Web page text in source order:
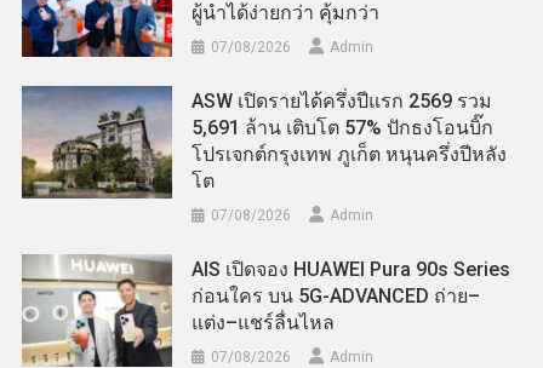
ผู้นำได้ง่ายกว่า คุ้มกว่า
07/08/2026 Admin
ASW เปิดรายได้ครึ่งปีแรก 2569 รวม
5,691 ล้าน เติบโต 57% ปักธงโอนบิ๊ก
โปรเจกต์กรุงเทพ ภูเก็ต หนุนครึ่งปีหลัง
โต
07/08/2026 Admin
AIS เปิดจอง HUAWEI Pura 90s Series
ก่อนใคร บน 5G-ADVANCED ถ่าย–
แต่ง–แชร์ลื่นไหล
07/08/2026 Admin